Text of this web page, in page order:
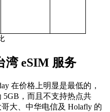
湾 eSIM 服务
在价格上明显是最低的，
，而且不支持热点共
大、中华电信及 Holafly 的